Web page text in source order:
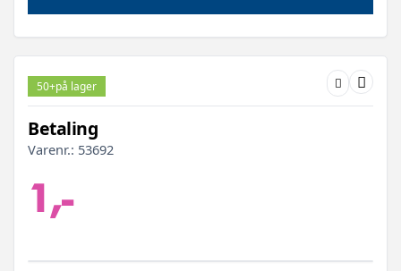
50+på lager
Betaling
Varenr.: 53692
1,-